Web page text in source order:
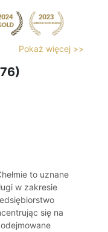
Pokaż więcej >>
to uznane
w zakresie
się na